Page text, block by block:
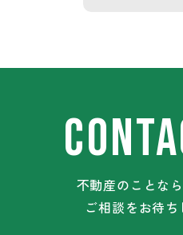
不動産のことな
ご相談をお待ち